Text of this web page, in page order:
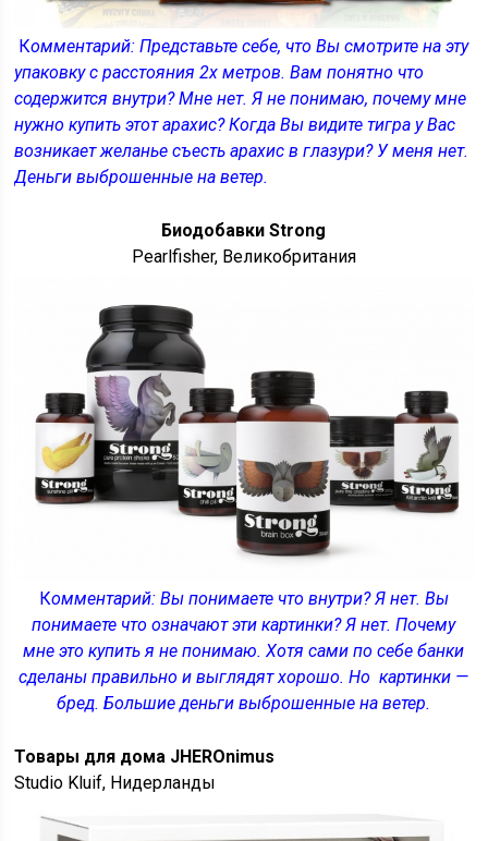
Комментарий: Представьте себе, что Вы смотрите на эту
упаковку с расстояния 2х метров. Вам понятно что
содержится внутри? Мне нет. Я не понимаю, почему мне
нужно купить этот арахис? Когда Вы видите тигра у Вас
возникает желанье съесть арахис в глазури? У меня нет.
Деньги выброшенные на ветер.
Биодобавки Strong
Pearlfisher, Великобритания
Комментарий: Вы понимаете что внутри? Я нет. Вы
понимаете что означают эти картинки? Я нет. Почему
мне это купить я не понимаю. Хотя сами по себе банки
сделаны правильно и выглядят хорошо. Но картинки —
бред. Большие деньги выброшенные на ветер.
Товары для дома JHEROnimus
Studio Kluif, Нидерланды